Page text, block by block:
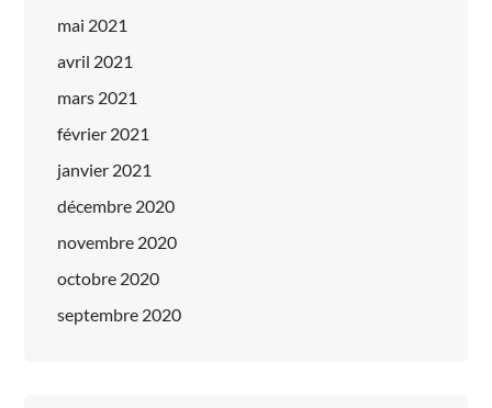
mai 2021
avril 2021
mars 2021
février 2021
janvier 2021
décembre 2020
novembre 2020
octobre 2020
septembre 2020